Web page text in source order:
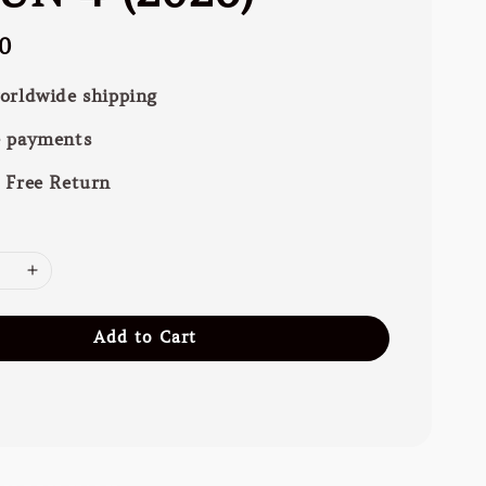
shipping
payments
Free Return
Add to Cart